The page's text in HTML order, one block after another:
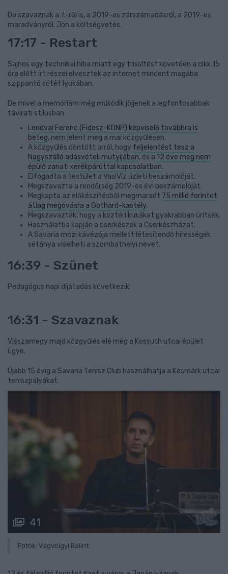
De szavaznak a 7.-ről is, a 2019-es zárszámadásról, a 2019-es
maradványról. Jön a költségvetés.
17:17 - Restart
Sajnos egy technikai hiba miatt egy frissítést követően a cikk 15
óra előtt írt részei elvesztek az internet mindent magába
szippantó sötét lyukában.
De mivel a memóriám még működik jöjjenek a legfontosabbak
távirati stílusban:
Lendvai Ferenc (Fidesz-KDNP) képviselő továbbra is
beteg, nem jelent meg a mai közgyűlésen.
A közgyűlés döntött arról, hogy feljelentést tesz a
Nagyszálló adásvételi mutyijában, és a 12 éve meg nem
épülő zanati kerékpárúttal kapcsolatban.
Elfogadta a testület a VasiVíz üzleti beszámolóját.
Megszavazta a rendőrség 2019-es évi beszámolóját.
Megkapta az előkészítésből megmaradt 75 millió forintot
átlag megóvásra a Gothard-kastély.
Megszavazták, hogy a köztéri kukákat gyakrabban ürítsék.
Használatba kapján a cserkészek a Cserkészházat.
A Savaria mozi kávézója mellett létesítendő hírességek
sétánya viselheti a szombathelyi nevet.
16:39 - Szünet
Pedagógus napi díjátadás következik.
16:31 - Szavaznak
Visszamegy majd közgyűlés elé még a Kossuth utcai épület
ügye.
Újabb 15 évig a Savaria Tenisz Club használhatja a Késmárk utcai
teniszpályákat.
41
Fotók: Vágvölgyi Bálint